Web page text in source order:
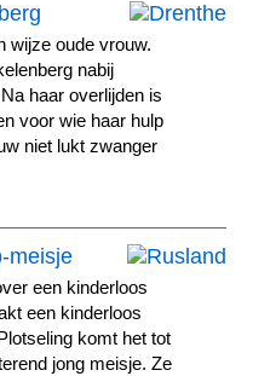
wijze oude vrouw.
nabij
haar overlijden is
voor wie haar hulp
niet lukt zwanger
meisje
een kinderloos
een kinderloos
komt het tot
jong meisje. Ze